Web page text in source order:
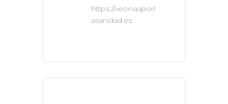
https://vecinasporl
asanidad.es